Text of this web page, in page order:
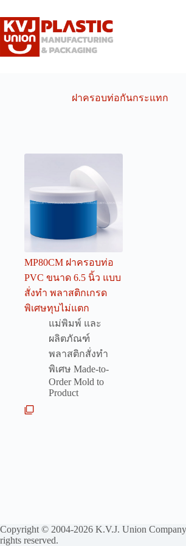
to
content
ฝาครอบท่อกันกระแทก
MP80CM ฝาครอบท่อ
PVC ขนาด 6.5 นิ้ว แบบ
สั่งทำ พลาสติกเกรด
พิเศษทุบไม่แตก
แม่พิมพ์ และ
ผลิตภัณฑ์
พลาสติกสั่งทำ
พิเศษ Made-to-
Order Mold to
Product
Copyright © 2004-2026 K.V.J. Union
rights reserved.